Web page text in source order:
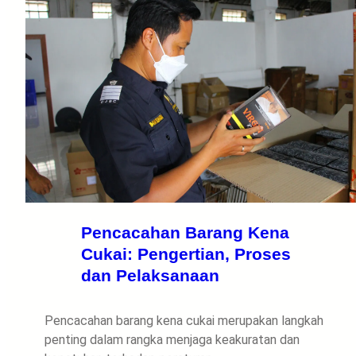
Pencacahan Barang Kena
Cukai: Pengertian, Proses
dan Pelaksanaan
Pencacahan barang kena cukai merupakan langkah
penting dalam rangka menjaga keakuratan dan